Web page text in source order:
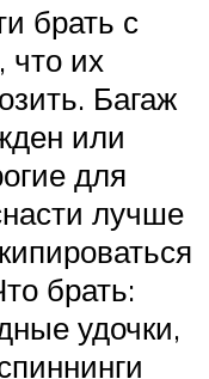
брать с
что их
Багаж
или
для
лучше
брать:
удочки,